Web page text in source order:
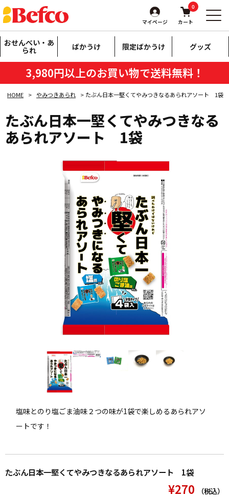
マイページ カート
0
おせんべい・あ
られ ばかうけ 限定ばかうけ グッズ
3,980円以上のお買い物で送料無料！
HOME やみつきあられ たぶん日本一堅くてやみつきなるあられアソート 1袋
たぶん日本一堅くてやみつきなる
あられアソート 1袋
塩味とのり塩ごま油味２つの味が1袋で楽しめるあられアソ
ートです！
たぶん日本一堅くてやみつきなるあられアソート 1袋
¥270 （税込）